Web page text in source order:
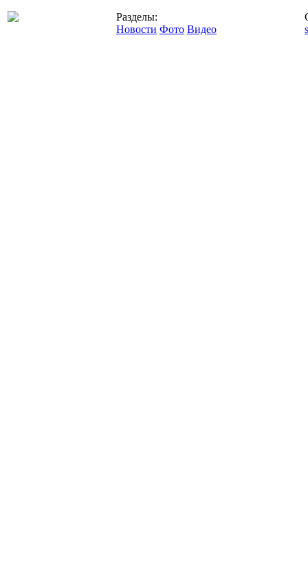
Разделы:
Новости Фото Видео